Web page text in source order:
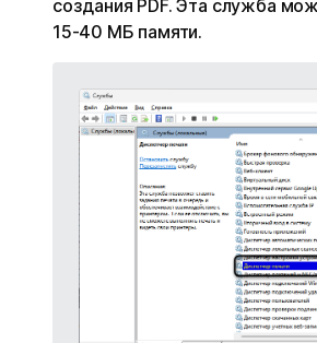
создания PDF. Эта служба
15-40 МБ памяти.